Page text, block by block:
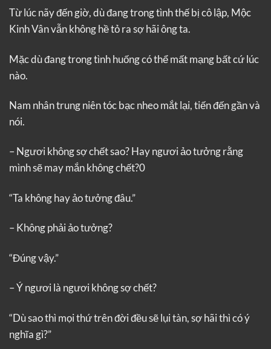
Từ lúc nãy đến giờ, dù đang trong tình thế bị cô lập, Mộc
Kinh Vân vẫn không hề tỏ ra sợ hãi ông ta.
Mặc dù đang trong tình huống có thể mất mạng bất cứ lúc
nào.
Nam nhân trung niên tóc bạc nheo mắt lại, tiến đến gần và
nói.
– Ngươi không sợ chết sao? Hay ngươi ảo tưởng rằng
mình sẽ may mắn không chết?0
“Ta không hay ảo tưởng đâu.”
– Không phải ảo tưởng?
“Đúng vậy.”
– Ý ngươi là ngươi không sợ chết?
“Dù sao thì mọi thứ trên đời đều sẽ lụi tàn, sợ hãi thì có ý
nghĩa gì?”